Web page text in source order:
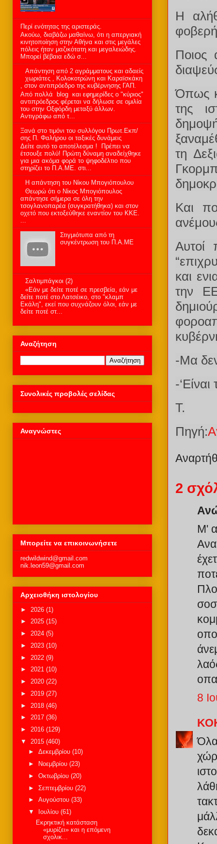
Η
φοβερή
Ποιος
Όπως
της
τη
Και
Αυτοί
και
την
-Μα
-
T.
Πηγή:
2
Μ'
8
Όλα
Περί ενότητας της αριστεράς.
Aκούω, διαβάζω μαθαίνω, ότι η απεργιακή
κινητοποίηση στην Αθήνα και στις μεγάλες
πόλεις ήταν μαζικότατη και μεγαλειώδης.
Μπορεί βέβαια εδώ σ...
Aπάντηση από 2 αγράμματους και αδαείς
χωριάτες , Κολοκοτρώνη και Καραϊσκάκη
, στον αντιπρόεδρο της κυβέρνησης ΓΑΠ.
Από πολλά blog και εφημερίδες ο "κύριος"
αντιπρόεδρος φέρεται να δήλωσε σε ομιλία
του στην Οξφόρδη μεταξύ άλλων.
Αντιγράφω από τ...
Ξανά στο τιμόνι του συλλόγου Πρωτ.Εκπ/
σης Π. Φαλήρου οι ταξικές δυνάμεις
Δείτε αυτό το αποτέλεσμα ! Πρέπει να
έτσουξε πολύ! Πρώτη δύναμη αναδείχθηκε
για μια ακόμα φορά το ψηφοδέλτιο που
στηρίζει το Π.Α.ΜΕ. στι...
H απάντηση του Νίκου Μπογιόπουλου
Θεωρώ ότι ο Νίκος Μπογιόπουλος
απάντησε σήμερα σε όλη την
τσογλανοπαρέα (συγκρατήθηκα) και στον
οχετό που εκτοξεύθηκε εναντίον του ΚΚΕ.
...
Στιγμιότυπα από τη
συγκέντρωση του Π.Α.ΜΕ
Σαλτιμπάγκοι (2)
«Εάν με δείτε ποτέ σε πρεσβεία, εάν με
δείτε ποτέ στο Λατσέικο, στο "κλαμπ
Εκάλη", εκεί που συχνάζουν όλοι, εάν με
δείτε ποτέ στ...
Αναζήτηση
Συνολικές προβολές σελίδας
Αναγνώστες
Μπορείτε να επικοινωνήσετε
redwildwind@gmail.com
nik.leon59@gmail.com
Αρχειοθήκη ιστολογίου
► 2026 (1)
► 2025 (15)
► 2024 (5)
► 2023 (10)
► 2022 (9)
► 2021 (10)
► 2020 (22)
► 2019 (27)
► 2018 (46)
► 2017 (36)
► 2016 (129)
▼ 2015 (460)
► Δεκεμβρίου (10)
►
Νοεμβρίου (23)
► Οκτωβρίου (20)
► Σεπτεμβρίου (22)
► Αυγούστου (33)
▼
Ιουλίου (61)
Εκρηκτική κατάσταση
«μυρίζει» και η επόμενη
σχολικ...